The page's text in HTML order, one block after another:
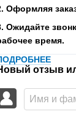
Оформляя
Ожидайте
время.
отзыв